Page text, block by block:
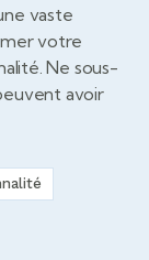
vaste
votre
Ne sous-
avoir